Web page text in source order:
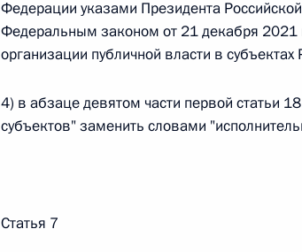
О внесении изменений в статью 12
недвижимости»
Федерации указами Президента
Федеральным законом от 21 декабря
организации публичной власти в
4) в абзаце девятом части первой статьи
субъектов" заменить словами
Статья 7